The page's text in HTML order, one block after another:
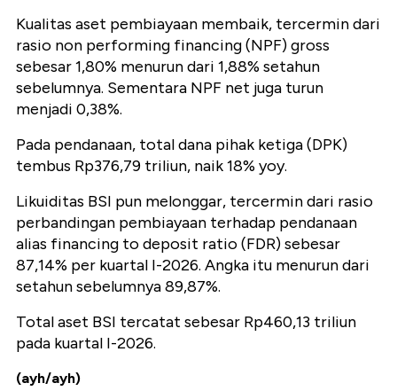
Kualitas aset pembiayaan membaik, tercermin dari
rasio non performing financing (NPF) gross
sebesar 1,80% menurun dari 1,88% setahun
sebelumnya. Sementara NPF net juga turun
menjadi 0,38%.
Pada pendanaan, total dana pihak ketiga (DPK)
tembus Rp376,79 triliun, naik 18% yoy.
Likuiditas BSI pun melonggar, tercermin dari rasio
perbandingan pembiayaan terhadap pendanaan
alias financing to deposit ratio (FDR) sebesar
87,14% per kuartal I-2026. Angka itu menurun dari
setahun sebelumnya 89,87%.
Total aset BSI tercatat sebesar Rp460,13 triliun
pada kuartal I-2026.
(ayh/ayh)